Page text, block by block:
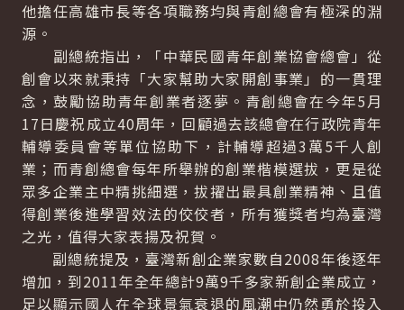
他擔任高雄市長等各項職務均與青創總會有極深的淵
源。
副總統指出，「中華民國青年創業協會總會」從
創會以來就秉持「大家幫助大家開創事業」的一貫理
念，鼓勵協助青年創業者逐夢。青創總會在今年5月
17日慶祝成立40周年，回顧過去該總會在行政院青年
輔導委員會等單位協助下，計輔導超過3萬5千人創
業；而青創總會每年所舉辦的創業楷模選拔，更是從
眾多企業主中精挑細選，拔擢出最具創業精神、且值
得創業後進學習效法的佼佼者，所有獲獎者均為臺灣
之光，值得大家表揚及祝賀。
副總統提及，臺灣新創企業家數自2008年後逐年
增加，到2011年全年總計9萬9千多家新創企業成立，
足以顯示國人在全球景氣衰退的風潮中仍然勇於投入